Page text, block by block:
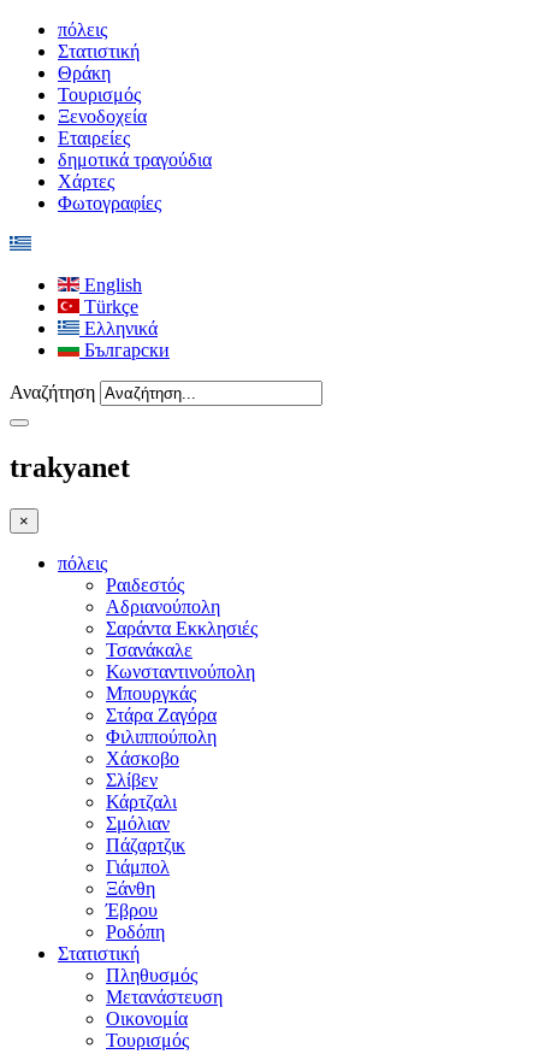
πόλεις
Στατιστική
Θράκη
Τουρισμός
Ξενοδοχεία
Εταιρείες
δημοτικά τραγούδια
Χάρτες
Φωτογραφίες
English
Türkçe
Ελληνικά
Български
Αναζήτηση
trakyanet
×
πόλεις
Ραιδεστός
Αδριανούπολη
Σαράντα Εκκλησιές
Τσανάκαλε
Κωνσταντινούπολη
Μπουργκάς
Στάρα Ζαγόρα
Φιλιππούπολη
Χάσκοβο
Σλίβεν
Κάρτζαλι
Σμόλιαν
Πάζαρτζικ
Γιάμπολ
Ξάνθη
Έβρου
Ροδόπη
Στατιστική
Πληθυσμός
Μετανάστευση
Οικονομία
Τουρισμός